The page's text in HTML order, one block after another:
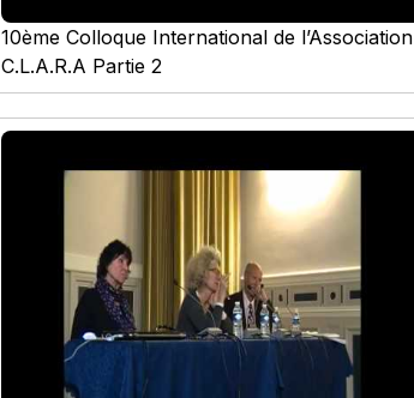
10ème Colloque International de l’Association
C.L.A.R.A Partie 2